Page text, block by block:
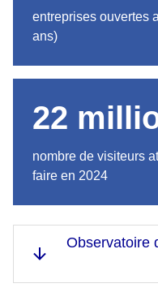
entreprises ouvertes
ans)
22
nombre de visiteurs
faire en 2024
Observatoire